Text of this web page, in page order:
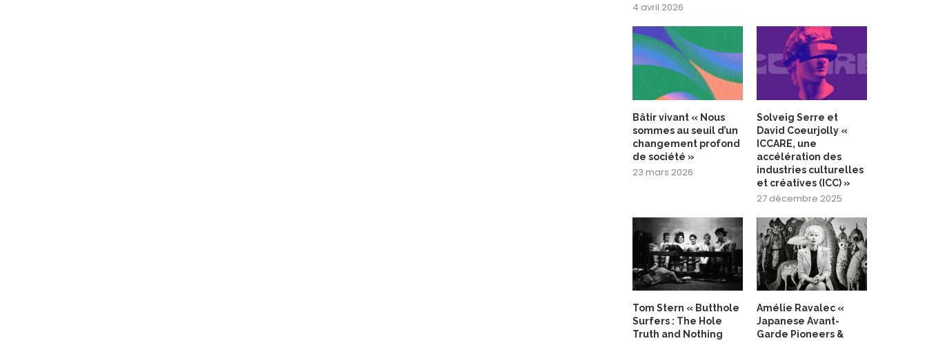
4 avril 2026
Bâtir vivant « Nous
sommes au seuil d’un
changement profond
de société »
23 mars 2026
Solveig Serre et
David Coeurjolly «
ICCARE, une
accélération des
industries culturelles
et créatives (ICC) »
27 décembre 2025
Tom Stern « Butthole
Surfers : The Hole
Truth and Nothing
Amélie Ravalec «
Japanese Avant-
Garde Pioneers &